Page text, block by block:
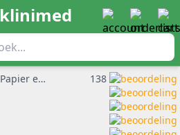
klinimed
Papier en onderzoekbankrollen »
138